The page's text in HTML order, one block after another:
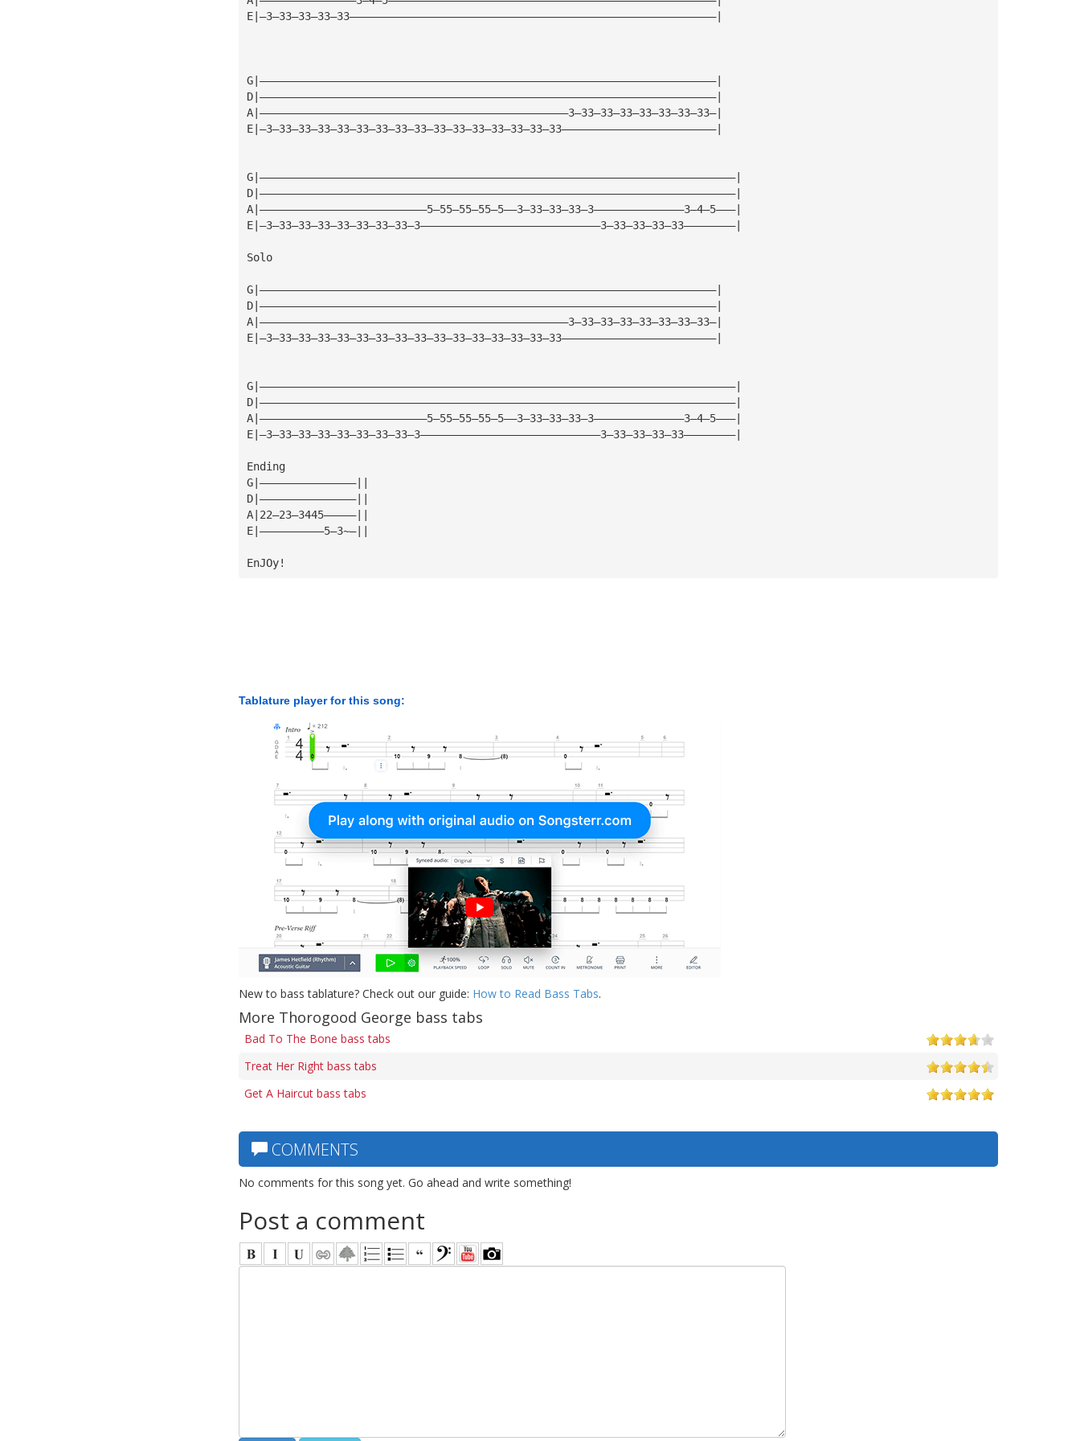
E|—3—33—33—33—33—————————————————————————————————————————————————————————|
G|———————————————————————————————————————————————————————————————————————|
D|———————————————————————————————————————————————————————————————————————|
A|————————————————————————————————————————————————3—33—33—33—33—33—33—33—|
E|—3—33—33—33—33—33—33—33—33—33—33—33—33—33—33—33————————————————————————|
G|——————————————————————————————————————————————————————————————————————————|
D|——————————————————————————————————————————————————————————————————————————|
A|——————————————————————————5—55—55—55—5——3—33—33—33—3——————————————3—4—5———|
E|—3—33—33—33—33—33—33—33—3————————————————————————————3—33—33—33—33————————|
Solo
G|———————————————————————————————————————————————————————————————————————|
D|———————————————————————————————————————————————————————————————————————|
A|————————————————————————————————————————————————3—33—33—33—33—33—33—33—|
E|—3—33—33—33—33—33—33—33—33—33—33—33—33—33—33—33————————————————————————|
G|——————————————————————————————————————————————————————————————————————————|
D|——————————————————————————————————————————————————————————————————————————|
A|——————————————————————————5—55—55—55—5——3—33—33—33—3——————————————3—4—5———|
E|—3—33—33—33—33—33—33—33—3————————————————————————————3—33—33—33—33————————|
Ending
G|———————————————||
D|———————————————||
A|22—23—3445—————||
E|——————————5—3~—||
EnJOy!
Tablature player for this song:
New to bass tablature? Check out our guide: How to Read Bass Tabs.
More Thorogood George bass tabs
Bad To The Bone bass tabs
Treat Her Right bass tabs
Get A Haircut bass tabs
COMMENTS
No comments for this song yet. Go ahead and write something!
Post a comment